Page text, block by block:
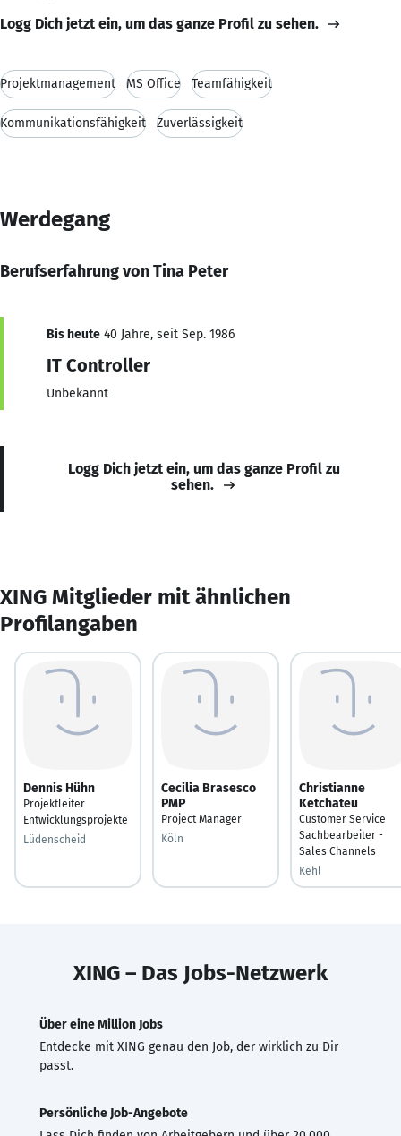
Logg Dich jetzt ein, um das ganze Profil zu sehen.
Projektmanagement MS Office Teamfähigkeit
Kommunikationsfähigkeit Zuverlässigkeit
Werdegang
Berufserfahrung von Tina Peter
Bis heute 40 Jahre, seit Sep. 1986
IT Controller
Unbekannt
Logg Dich jetzt ein, um das ganze Profil zu
sehen.
XING Mitglieder mit ähnlichen
Profilangaben
Dennis Hühn
Projektleiter
Entwicklungsprojekte
Lüdenscheid
Cecilia Brasesco
PMP
Project Manager
Köln
Christianne
Ketchateu
Customer Service
Sachbearbeiter -
Sales Channels
Kehl
XING – Das Jobs-Netzwerk
Über eine Million Jobs
Entdecke mit XING genau den Job, der wirklich zu Dir
passt.
Persönliche Job-Angebote